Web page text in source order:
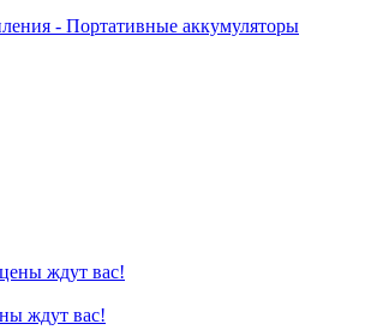
- Портативные аккумуляторы
ждут вас!